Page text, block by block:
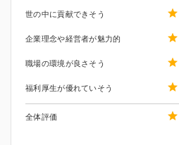
世の中に貢献できそう
企業理念や経営者が魅力的
職場の環境が良さそう
福利厚生が優れていそう
全体評価